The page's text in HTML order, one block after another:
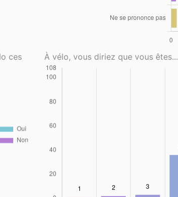
ces
À vélo, vous diriez que vous êtes...